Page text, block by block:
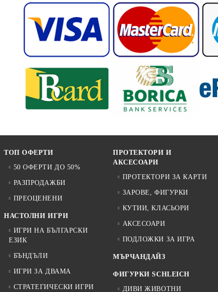
ТОП ОФЕРТИ
50 ОФЕРТИ ДО 50%
РАЗПРОДАЖБИ
ПРЕОЦЕНЕНИ
НАСТОЛНИ ИГРИ
ИГРИ НА БЪЛГАРСКИ
ЕЗИК
БЪНДЪЛИ
ИГРИ ЗА ДВАМА
СТРАТЕГИЧЕСКИ ИГРИ
ПРОТЕКТОРИ И
АКСЕСОАРИ
ПРОТЕКТОРИ ЗА КАРТИ
ЗАРОВЕ, ФИГУРКИ
КУТИИ, КЛАСЬОРИ
АКСЕСОАРИ
ПОДЛОЖКИ ЗА ИГРА
МЪРЧАНДАЙЗ
ФИГУРКИ SCHLEICH
ДИВИ ЖИВОТНИ